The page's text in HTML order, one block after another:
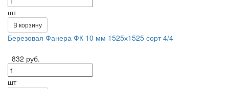
шт
В корзину
Березовая Фанера ФК 10 мм 1525х1525 сорт 4/4
832 руб.
шт